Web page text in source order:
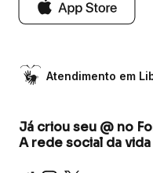
Atendimento em
Já criou seu @ no
A rede social da